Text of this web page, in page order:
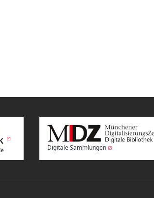
Digitale Sammlungen